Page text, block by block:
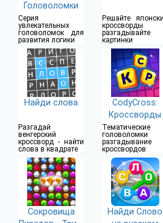
Головоломки
Серия
увлекательных
головоломок для
развития логики
Решайте
кроссворды
разгадывайте
картинки
Найди слова
Разгадай
венгерский
кроссворд - найти
слова в квадрате
CodyCross:
Кроссворды
Тематические
головоломки
разгадывание
кроссвордов
Сокровища
Найди Слово